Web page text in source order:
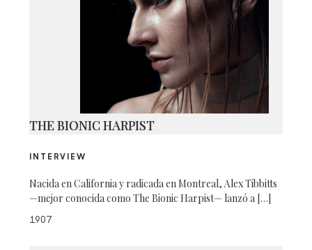
THE BIONIC HARPIST
INTERVIEW
Nacida en California y radicada en Montreal, Alex Tibbitts
—mejor conocida como The Bionic Harpist— lanzó a […]
1907